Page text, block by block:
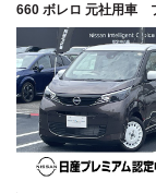
660 ボレロ 元社用車